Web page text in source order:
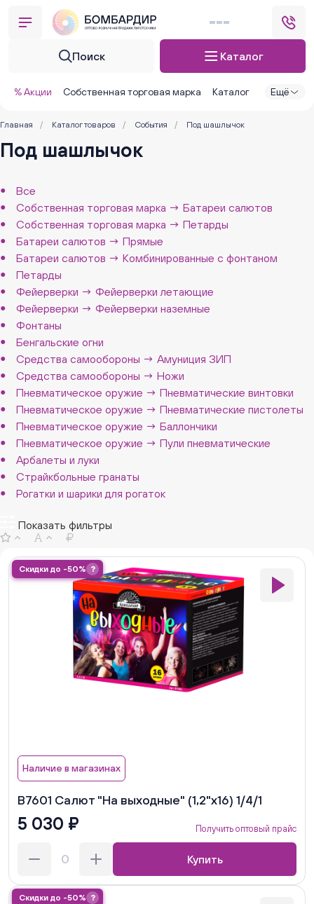
Поиск Каталог
% Акции Собственная торговая марка Каталог Ещё
Главная / Каталог товаров / События / Под шашлычок
Под шашлычок
Все
Собственная торговая марка → Батареи салютов
Собственная торговая марка → Петарды
Батареи салютов → Прямые
Батареи салютов → Комбинированные с фонтаном
Петарды
Фейерверки → Фейерверки летающие
Фейерверки → Фейерверки наземные
Фонтаны
Бенгальские огни
Средства самообороны → Амуниция ЗИП
Средства самообороны → Ножи
Пневматическое оружие → Пневматические винтовки
Пневматическое оружие → Пневматические пистолеты
Пневматическое оружие → Баллончики
Пневматическое оружие → Пули пневматические
Арбалеты и луки
Страйкбольные гранаты
Рогатки и шарики для рогаток
Показать фильтры
Скидки до -50% ?
Наличие в магазинах
В7601 Салют "На выходные" (1,2"х16) 1/4/1
5 030 ₽ Получить оптовый прайс
Купить
Скидки до -50% ?